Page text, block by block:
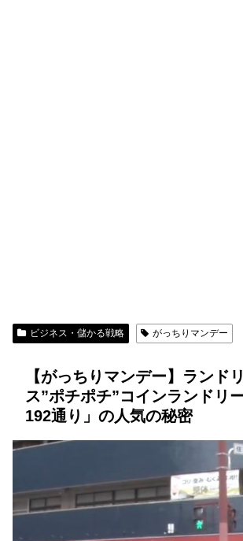
ビジネス・儲かる戦略 がっちりマンデー
【がっちりマンデー】ランド
ス”ポチポチ”コインランドリ
192通り」の人気の秘密